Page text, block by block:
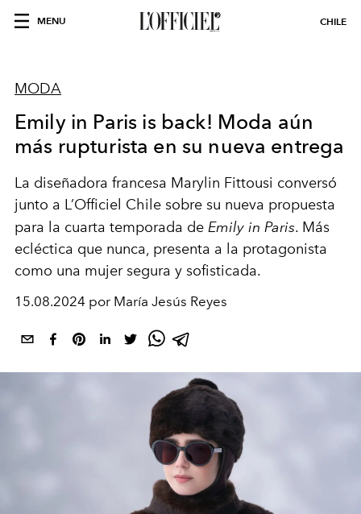
MENU CHILE
MODA
Emily in Paris is back! Moda aún
más rupturista en su nueva entrega
La diseñadora francesa Marylin Fittousi conversó
junto a L’Officiel Chile sobre su nueva propuesta
para la cuarta temporada de Emily in Paris. Más
ecléctica que nunca, presenta a la protagonista
como una mujer segura y sofisticada.
15.08.2024 por María Jesús Reyes